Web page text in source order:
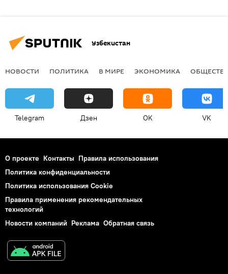
Узбекистан
НОВОСТИ ПОЛИТИКА В МИРЕ ЭКОНОМИКА
Telegram Дзен OK VK
О проекте Контакты Правила использования
Политика конфиденциальности
Политика использования Cookie
Правила применения рекомендательных
технологий
Новости компаний Реклама Обратная связь